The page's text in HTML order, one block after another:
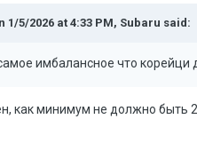
1/5/2026 at 4:33 PM, Subaru said:
имбалансное что корейци
как минимум не должно быть